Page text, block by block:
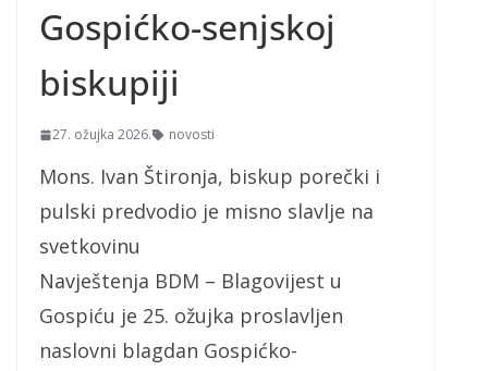
Gospićko-senjskoj
biskupiji
27. ožujka 2026. novosti
Mons. Ivan Štironja, biskup porečki i
pulski predvodio je misno slavlje na
svetkovinu
Navještenja BDM – Blagovijest u
Gospiću je 25. ožujka proslavljen
naslovni blagdan Gospićko-